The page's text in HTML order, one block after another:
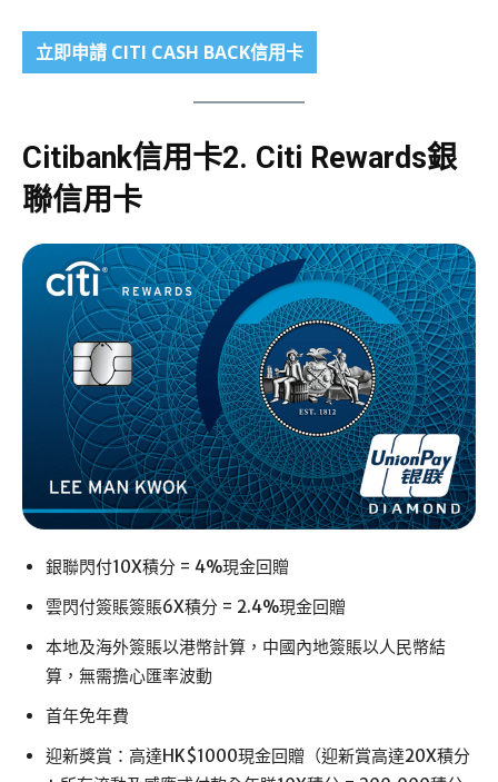
立即申請 CITI CASH BACK信用卡
Citibank信用卡2. Citi Rewards銀
聯信用卡
銀聯閃付10X積分 = 4%現金回贈
雲閃付簽賬簽賬6X積分 = 2.4%現金回贈
本地及海外簽賬以港幣計算，中國內地簽賬以人民幣結
算，無需擔心匯率波動
首年免年費
迎新獎賞：高達HK$1000現金回贈（迎新賞高達20X積分